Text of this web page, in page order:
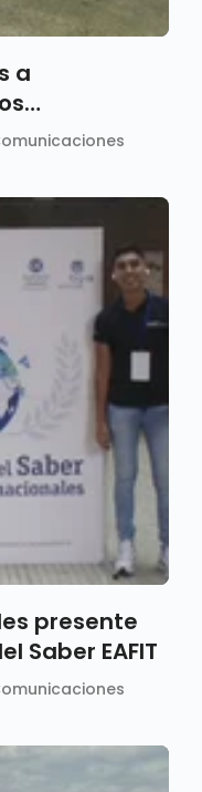
a
presente
Saber EAFIT